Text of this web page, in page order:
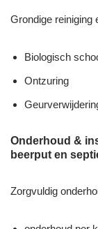
Grondige reiniging
Biologisch
Ontzuring
Onderhoud &
beerput en
Zorgvuldig